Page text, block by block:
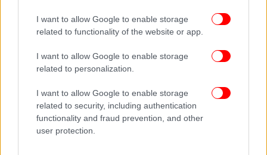
I want to allow Google to enable storage
related to functionality of the website or app.
I want to allow Google to enable storage
related to personalization.
I want to allow Google to enable storage
related to security, including authentication
functionality and fraud prevention, and other
user protection.